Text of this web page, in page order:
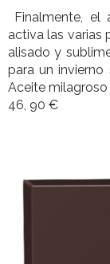
Finalmente, el
activa las varias
alisado y
para un
Aceite milagroso
46, 90 €